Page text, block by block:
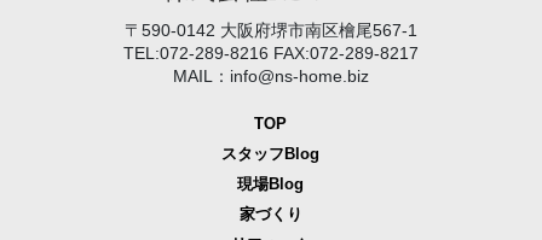
〒590-0142 大阪府堺市南区檜尾567-1
TEL:072-289-8216 FAX:072-289-8217
MAIL：info@ns-home.biz
TOP
スタッフBlog
現場Blog
家づくり